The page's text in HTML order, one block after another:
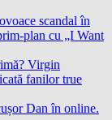
scandal în
plan cu „I Want
Virgin
fanilor true
Dan în online.